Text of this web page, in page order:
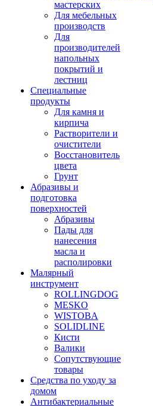
мастерских
Для мебельных
производств
Для
производителей
напольных
покрытий и
лестниц
Специальные
продукты
Для камня и
кирпича
Растворители и
очистители
Восстановитель
цвета
Грунт
Абразивы и
подготовка
поверхностей
Абразивы
Пады для
нанесения
масла и
располировки
Малярный
инструмент
ROLLINGDOG
MESKO
WISTOBA
SOLIDLINE
Кисти
Валики
Сопутствующие
товары
Средства по уходу за
домом
Антибактериальные